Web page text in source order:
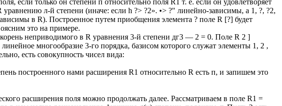
л-й степени (иначе: если h ?> ?2». •> ?" линейно-зависимы, а 1, ?, ?2,
в R). Построенное путем приобщения элемента ? поле R [?] будет
это на примере.
неприводимого в R уравнения 3-й степени дг3 — 2 = 0. Поле R 2 ]
линейное многообразие 3-го порядка, базисом которого служат элементы 1, 2 ,
есть совокупность чисел вида:
построенного нами расширения R1 относительно R есть п, и запишем это
расширения поля можно продолжать далее. Рассматриваем в поле R1 =